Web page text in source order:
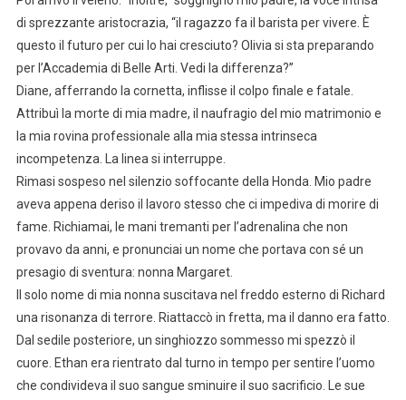
di sprezzante aristocrazia, “il ragazzo fa il barista per vivere. È
questo il futuro per cui lo hai cresciuto? Olivia si sta preparando
per l’Accademia di Belle Arti. Vedi la differenza?”
Diane, afferrando la cornetta, inflisse il colpo finale e fatale.
Attribuì la morte di mia madre, il naufragio del mio matrimonio e
la mia rovina professionale alla mia stessa intrinseca
incompetenza. La linea si interruppe.
Rimasi sospeso nel silenzio soffocante della Honda. Mio padre
aveva appena deriso il lavoro stesso che ci impediva di morire di
fame. Richiamai, le mani tremanti per l’adrenalina che non
provavo da anni, e pronunciai un nome che portava con sé un
presagio di sventura: nonna Margaret.
Il solo nome di mia nonna suscitava nel freddo esterno di Richard
una risonanza di terrore. Riattaccò in fretta, ma il danno era fatto.
Dal sedile posteriore, un singhiozzo sommesso mi spezzò il
cuore. Ethan era rientrato dal turno in tempo per sentire l’uomo
che condivideva il suo sangue sminuire il suo sacrificio. Le sue